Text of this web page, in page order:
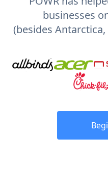
businesses
(besides